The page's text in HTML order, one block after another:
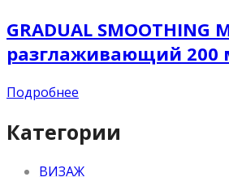
GRADUAL SMOOTHING
разглаживающий 200
Подробнее
Категории
ВИЗАЖ